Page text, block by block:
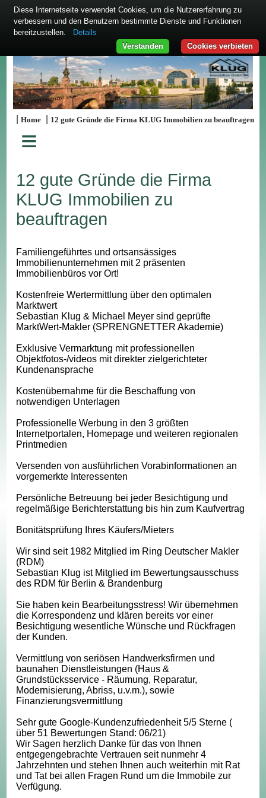
|Home 12 gute Gründe die Firma KLUG Immobilien zu beauftragen
≡
12 gute Gründe die Firma
KLUG Immobilien zu
beauftragen
Familiengeführtes und ortsansässiges
Immobilienunternehmen mit 2 präsenten
Immobilienbüros vor Ort!
Kostenfreie Wertermittlung über den optimalen
Marktwert
Sebastian Klug & Michael Meyer sind geprüfte
MarktWert-Makler (SPRENGNETTER Akademie)
Exklusive Vermarktung mit professionellen
Objektfotos-/videos mit direkter zielgerichteter
Kundenansprache
Kostenübernahme für die Beschaffung von
notwendigen Unterlagen
Professionelle Werbung in den 3 größten
Internetportalen, Homepage und weiteren regionalen
Printmedien
Versenden von ausführlichen Vorabinformationen an
vorgemerkte Interessenten
Persönliche Betreuung bei jeder Besichtigung und
regelmäßige Berichterstattung bis hin zum Kaufvertrag
Bonitätsprüfung Ihres Käufers/Mieters
Wir sind seit 1982 Mitglied im Ring Deutscher Makler
(RDM)
Sebastian Klug ist Mitglied im Bewertungsausschuss
des RDM für Berlin & Brandenburg
Sie haben kein Bearbeitungsstress! Wir übernehmen
die Korrespondenz und klären bereits vor einer
Besichtigung wesentliche Wünsche und Rückfragen
der Kunden.
Vermittlung von seriösen Handwerksfirmen und
baunahen Dienstleistungen (Haus &
Grundstücksservice - Räumung, Reparatur,
Modernisierung, Abriss, u.v.m.), sowie
Finanzierungsvermittlung
Sehr gute Google-Kundenzufriedenheit 5/5 Sterne (
über 51 Bewertungen Stand: 06/21)
Wir Sagen herzlich Danke für das von Ihnen
entgegengebrachte Vertrauen seit nunmehr 4
Jahrzehnten und stehen Ihnen auch weiterhin mit Rat
und Tat bei allen Fragen Rund um die Immobile zur
Verfügung.
Diese Internetseite verwendet Cookies, um die Nutzererfahrung zu
verbessern und den Benutzern bestimmte Dienste und Funktionen
bereitzustellen.
Details
Cookies verbieten
Verstanden